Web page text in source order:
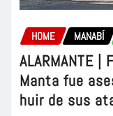
HOME MANABÍ
ALARMANTE
Manta fue
huir de sus